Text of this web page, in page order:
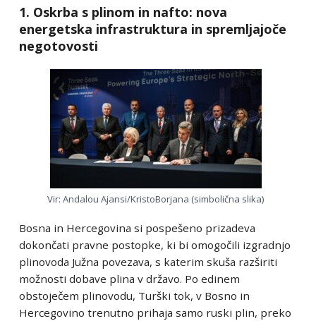
1. Oskrba s plinom in nafto: nova
energetska infrastruktura in spremljajoče
negotovosti
Vir: Andalou Ajansi/KristoBorjana (simbolična slika)
Bosna in Hercegovina si pospešeno prizadeva
dokončati pravne postopke, ki bi omogočili izgradnjo
plinovoda Južna povezava, s katerim skuša razširiti
možnosti dobave plina v državo. Po edinem
obstoječem plinovodu, Turški tok, v Bosno in
Hercegovino trenutno prihaja samo ruski plin, preko